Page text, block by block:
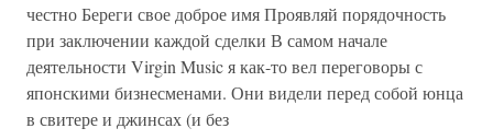
честно Береги свое доброе имя Проявляй порядочность
при заключении каждой сделки В самом начале
деятельности Virgin Music я как-то вел переговоры с
японскими бизнесменами. Они видели перед собой юнца
в свитере и джинсах (и без